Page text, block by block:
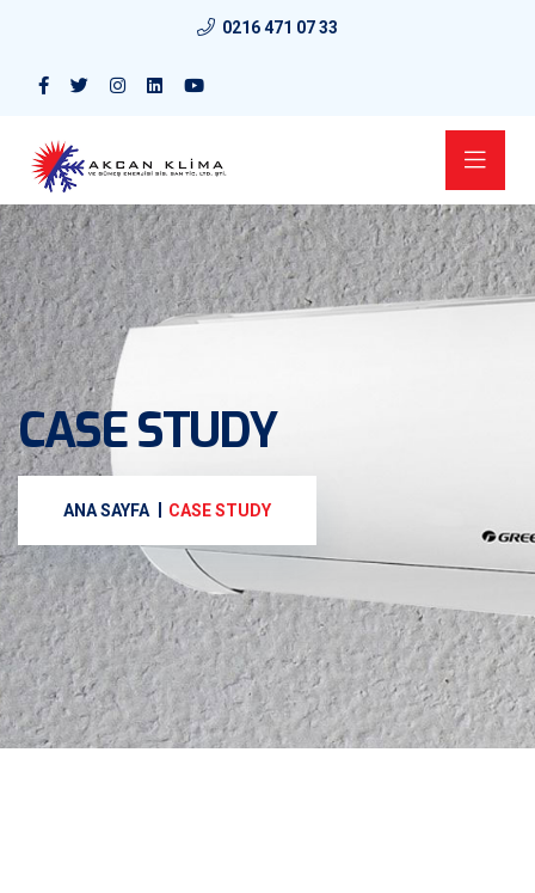
0216 471 07 33
CASE STUDY
ANA SAYFA CASE STUDY